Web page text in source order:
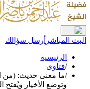
البث المباشر أرسل سؤالك
الرئيسية
/فتاوى
/ما معنى حديث: (من
وتوضع الأخيار ويُفتح